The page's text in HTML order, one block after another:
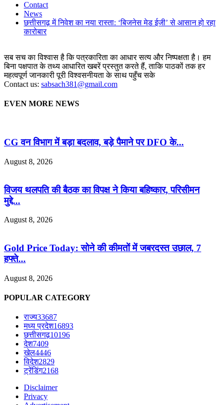
Contact
News
छत्तीसगढ़ में निवेश का नया रास्ता: ‘बिजनेस मेड ईजी’ से आसान हो रहा
कारोबार
सब सच का विश्वास है कि पत्रकारिता का आधार सत्य और निष्पक्षता है। हम
बिना पक्षपात के तथ्य आधारित खबरें प्रस्तुत करते हैं, ताकि पाठकों तक हर
महत्वपूर्ण जानकारी पूरी विश्वसनीयता के साथ पहुँच सके
Contact us: sabsach381@gmail.com
EVEN MORE NEWS
CG वन विभाग में बड़ा बदलाव, बड़े पैमाने पर DFO के...
August 8, 2026
विजय थलपति की बैठक का विपक्ष ने किया बहिष्कार, परिसीमन
मुद्दे...
August 8, 2026
Gold Price Today: सोने की कीमतों में जबरदस्त उछाल, 7
हफ्ते...
August 8, 2026
POPULAR CATEGORY
राज्य33687
मध्य प्रदेश16893
छत्तीसगढ़10196
देश7409
खेल4446
विदेश2829
ट्रेंडिंग2168
Disclaimer
Privacy